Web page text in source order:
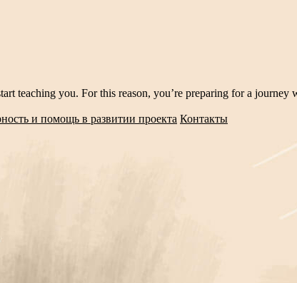
teaching you. For this reason, you’re preparing for a
и помощь в развитии проекта Контакты